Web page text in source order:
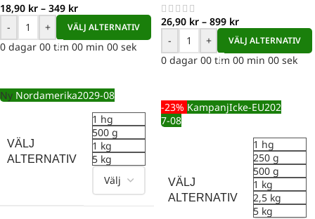
18,90 kr – 349 kr
-
+ VÄLJ ALTERNATIV
0 dagar 00 tim 00 min 00 sek
26,90 kr – 899 kr
-
+ VÄLJ ALTERNATIV
0 dagar 00 tim 00 min 00 sek
Ny Nordamerika2029-08
VÄLJ
ALTERNATIV
1 hg
500 g
1 kg
5 kg
-23% KampanjIcke-EU202
7-08
VÄLJ
ALTERNATIV
1 hg
250 g
500 g
1 kg
2,5 kg
5 kg